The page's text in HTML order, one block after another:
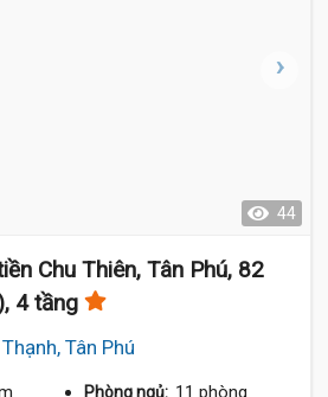
44
Chu Thiên, Tân Phú, 82
4 tầng
Tân Phú
Phòng ngủ: 11 phòng